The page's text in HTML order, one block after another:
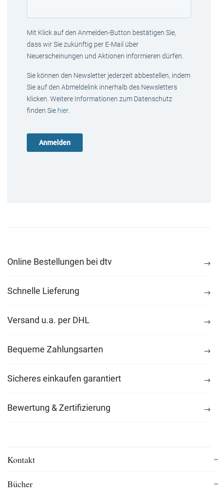
Mit Klick auf den Anmelden-Button bestätigen Sie,
dass wir Sie zukünftig per E-Mail über
Neuerscheinungen und Aktionen informieren dürfen.
Sie können den Newsletter jederzeit abbestellen, indem
Sie auf den Abmeldelink innerhalb des Newsletters
klicken. Weitere Informationen zum Datenschutz
finden Sie hier.
Online Bestellungen bei dtv
Schnelle Lieferung
Versand u.a. per DHL
Bequeme Zahlungsarten
Sicheres einkaufen garantiert
Bewertung & Zertifizierung
Kontakt
Bücher